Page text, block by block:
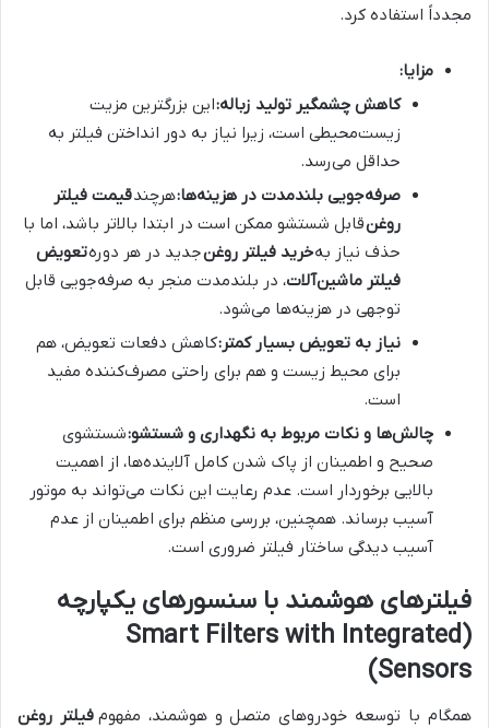
مجدداً استفاده کرد.
مزایا:
کاهش چشمگیر تولید زباله:این بزرگترین مزیت
زیست‌محیطی است، زیرا نیاز به دور انداختن فیلتر به
حداقل می‌رسد.
صرفه‌جویی بلندمدت در هزینه‌ها:هرچندقیمت فیلتر
روغنقابل شستشو ممکن است در ابتدا بالاتر باشد، اما با
حذف نیاز بهخرید فیلتر روغنجدید در هر دورهتعویض
فیلتر ماشین‌آلات، در بلندمدت منجر به صرفه‌جویی قابل
توجهی در هزینه‌ها می‌شود.
نیاز به تعویض بسیار کمتر:کاهش دفعات تعویض، هم
برای محیط زیست و هم برای راحتی مصرف‌کننده مفید
است.
چالش‌ها و نکات مربوط به نگهداری و شستشو:شستشوی
صحیح و اطمینان از پاک شدن کامل آلاینده‌ها، از اهمیت
بالایی برخوردار است. عدم رعایت این نکات می‌تواند به موتور
آسیب برساند. همچنین، بررسی منظم برای اطمینان از عدم
آسیب دیدگی ساختار فیلتر ضروری است.
فیلترهای هوشمند با سنسورهای یکپارچه
(Smart Filters with Integrated
Sensors)
همگام با توسعه خودروهای متصل و هوشمند، مفهوم فیلتر روغن